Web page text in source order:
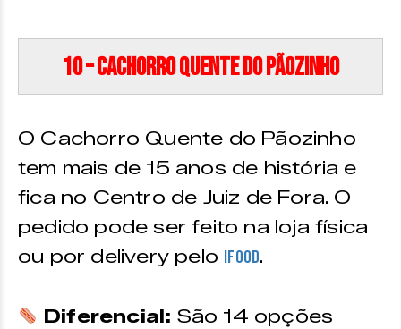
10 – Cachorro Quente do Pãozinho
O Cachorro Quente do Pãozinho
tem mais de 15 anos de história e
fica no Centro de Juiz de Fora. O
pedido pode ser feito na loja física
ou por delivery pelo Ifood.
Diferencial: São 14 opções